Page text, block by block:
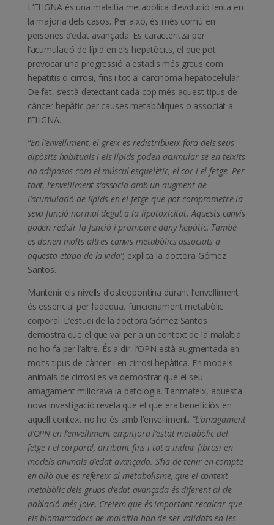
L’EHGNA és una malaltia metabòlica d’evolució lenta en
la majoria dels casos. Per això, és més comú en
persones d’edat avançada. Es caracteritza per
l’acumulació de lípid en els hepatòcits, el que pot
provocar una progressió a estadis més greus com
hepatitis o cirrosi, fins i tot al carcinoma hepatocel·lular.
De fet, s’està detectant cada cop més aquest tipus de
càncer hepàtic per causes metabòliques o associat a
l’EHGNA.
“En l’envelliment, el greix es redistribueix fora dels seus
dipòsits habituals i els lípids poden acumular-se en teixits
no adiposos com el múscul esquelètic, el cor i el fetge. Per
tant, l’envelliment s’associa amb un augment de
l’acumulació de lípids en el fetge que pot comprometre la
seva funció normal degut a la lipotoxicitat. Aquests canvis
poden reduir la funció i promoure dany hepàtic. També
es donen molts altres canvis metabòlics associats a
aquesta etapa de la vida”, explica la doctora Gómez
Santos.
Mantenir els nivells d’osteopontina durant l’envelliment
és essencial per l’adequat funcionament metabòlic
corporal. L’estudi de la doctora Gómez Santos
demostra que el que val per a un context de la malaltia
no ho fa per l’altre. És a dir, l’OPN està augmentada en
molts tipus de càncer i en cirrosi hepàtica. En models
animals de cirrosi es va demostrar que el seu
amagament millorava la patologia. Tanmateix, aquesta
nova investigació revela que el que era beneficiós en
aquell context no ho és amb l’envelliment. “L’amagament
d’OPN en l’envelliment empitjora l’estat metabòlic del
fetge i el corporal, arribant fins i tot a induir fibrosi en
models animals d’edat avançada. S’ha de tenir en compte
en allò que es refereix al metabolisme, que el context
metabòlic dels grups d’edat avançada és diferent al de
població més jove. Creiem que és important recalcar que
els biomarcadors de malaltia han de ser validats en les